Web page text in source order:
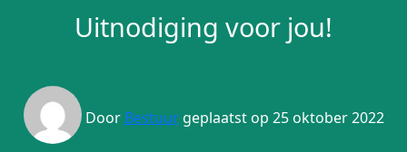
Uitnodiging voor jou!
Door Bestuurgeplaatst op 25 oktober 2022